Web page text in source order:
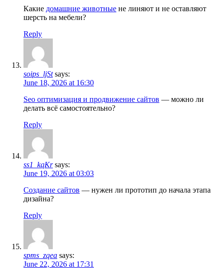
Какие домашние животные не линяют и не оставляют
шерсть на мебели?
Reply
soips_ljSt says:
June 18, 2026 at 16:30
Seo оптимизация и продвижение сайтов — можно ли
делать всё самостоятельно?
Reply
ss1_kqKr says:
June 19, 2026 at 03:03
Создание сайтов — нужен ли прототип до начала этапа
дизайна?
Reply
spms_zqea says:
June 22, 2026 at 17:31